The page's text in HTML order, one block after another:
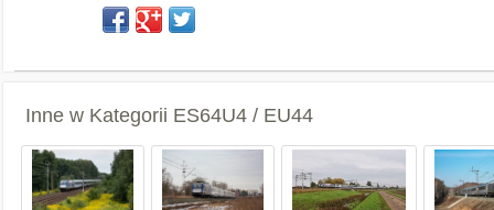
Inne w Kategorii ES64U4 / EU44